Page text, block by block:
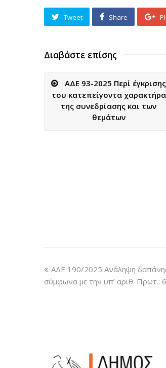
Tweet Share
Διαβάστε επίσης
ΑΔΕ 93-2025 Περί έγκρισης
του κατεπείγοντα χαρακτήρα
της συνεδρίασης και των
θεμάτων
ΑΔΕ 190/2025 Ανάληψη δαπάνης
σύμφωνα με την υπ’ αριθ. Πρωτ.: